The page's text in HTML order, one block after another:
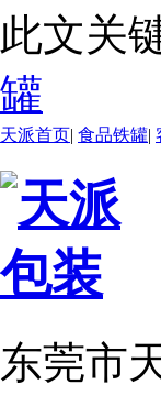
此文关
罐
天派首页| 食品铁罐|
东莞市